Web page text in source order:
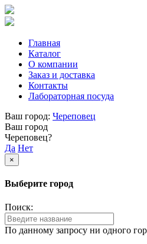
Главная
Каталог
О компании
Заказ и доставка
Контакты
Лабораторная посуда
Ваш город: Череповец
Ваш город
Череповец?
Да Нет
×
Выберите город
Поиск:
По данному запросу ни одного